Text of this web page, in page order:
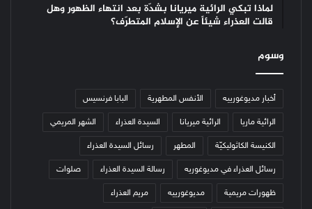
لماذا تبكي الرائية ميريانا بشدّة بعد انتهاء الظهور وهل
قالت العذراء شيئاً عن الإسلام المتطرّف؟
وسوم
أخبار مديوغورييه الأنفس المطهرية البابا فرنسيس
الرائية ماريا الرائية ميريانا السيدة العذراء الشهر المريمي
الكنيسة الكاثوليكيّة المطهر رسائل السيدة العذراء
رسائل العذراء في مديوغوريه رسالة السيدة العذراء صلوات
ظهورات مريمية مديوغورييه مريم العذراء